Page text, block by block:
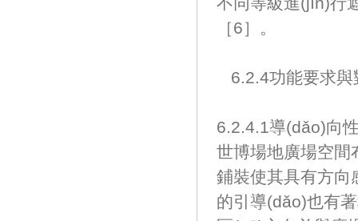
［6］。
6.2.4功能要求與
6.2.4.1導(dǎo)向
世博場地廣場空間
鋪裝使其具有方向
的引導(dǎo)也有著